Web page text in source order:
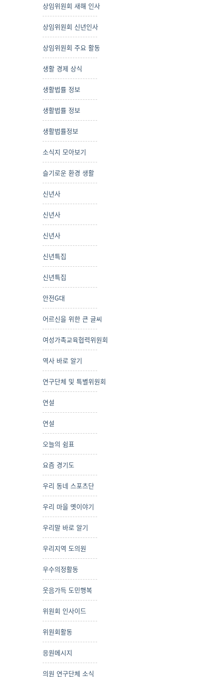
상임위원회 새해 인사
상임위원회 신년인사
상임위원회 주요 활동
생활 경제 상식
생활법률 정보
생활법률 정보
생활법률정보
소식지 모아보기
슬기로운 환경 생활
신년사
신년사
신년사
신년특집
신년특집
안전G대
어르신을 위한 큰 글씨
여성가족교육협력위원회
역사 바로 알기
연구단체 및 특별위원회
연설
연설
오늘의 쉼표
요즘 경기도
우리 동네 스포츠단
우리 마을 옛이야기
우리말 바로 알기
우리지역 도의원
우수의정활동
웃음가득 도민행복
위원회 인사이드
위원회활동
응원메시지
의원 연구단체 소식